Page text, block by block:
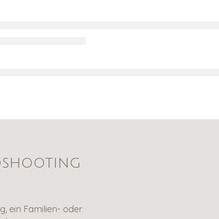
ein Familien- oder